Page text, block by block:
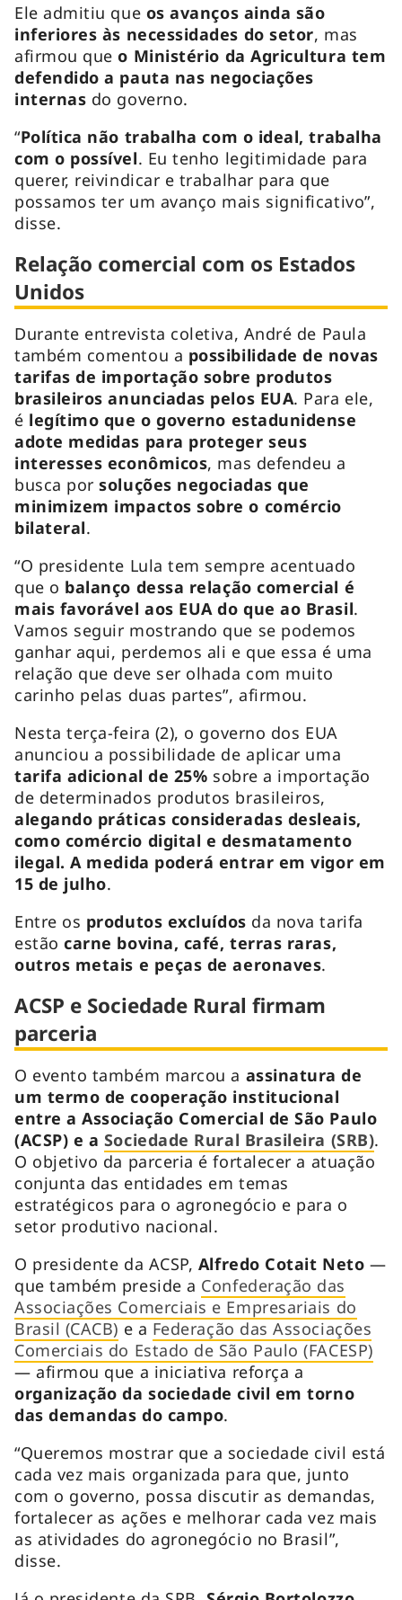
Ele admitiu que os avanços ainda são
inferiores às necessidades do setor, mas
afirmou que o Ministério da Agricultura tem
defendido a pauta nas negociações
internas do governo.
“Política não trabalha com o ideal, trabalha
com o possível. Eu tenho legitimidade para
querer, reivindicar e trabalhar para que
possamos ter um avanço mais significativo”,
disse.
Relação comercial com os Estados
Unidos
Durante entrevista coletiva, André de Paula
também comentou a possibilidade de novas
tarifas de importação sobre produtos
brasileiros anunciadas pelos EUA. Para ele,
é legítimo que o governo estadunidense
adote medidas para proteger seus
interesses econômicos, mas defendeu a
busca porsoluções negociadas que
minimizem impactos sobre o comércio
bilateral.
“O presidente Lula tem sempre acentuado
que o balanço dessa relação comercial é
mais favorável aos EUA do que ao Brasil.
Vamos seguir mostrando que se podemos
ganhar aqui, perdemos ali e que essa é uma
relação que deve ser olhada com muito
carinho pelas duas partes”, afirmou.
Nesta terça-feira (2), o governo dos EUA
anunciou a possibilidade de aplicar uma
tarifa adicional de 25% sobre a importação
de determinados produtos brasileiros,
alegando práticas consideradas desleais,
como comércio digital e desmatamento
ilegal. A medida poderá entrar em vigor em
15 de julho.
Entre os produtos excluídos da nova tarifa
estãocarne bovina, café, terras raras,
outros metais e peças de aeronaves.
ACSP e Sociedade Rural firmam
parceria
O evento também marcou a assinatura de
um termo de cooperação institucional
entre a Associação Comercial de São Paulo
(ACSP) e a Sociedade Rural Brasileira (SRB).
O objetivo da parceria é fortalecer a atuação
conjunta das entidades em temas
estratégicos para o agronegócio e para o
setor produtivo nacional.
O presidente da ACSP, Alfredo Cotait Neto —
que também preside a Confederação das
Associações Comerciais e Empresariais do
Brasil (CACB) e a Federação das Associações
Comerciais do Estado de São Paulo (FACESP)
— afirmou que a iniciativa reforça a
organização da sociedade civil em torno
das demandas do campo.
“Queremos mostrar que a sociedade civil está
cada vez mais organizada para que, junto
com o governo, possa discutir as demandas,
fortalecer as ações e melhorar cada vez mais
as atividades do agronegócio no Brasil”,
disse.